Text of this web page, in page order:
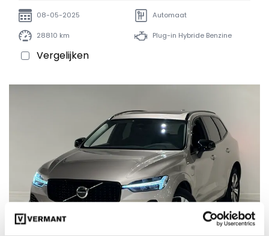
08-05-2025 Automaat
28810 km Plug-in Hybride Benzine
Vergelijken